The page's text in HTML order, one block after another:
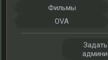
Фильмы
OVA